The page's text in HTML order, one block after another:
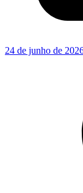
24 de junho de